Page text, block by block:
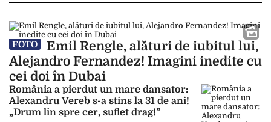
FOTO
Emil Rengle, alături de iubitul lui,
Alejandro Fernandez! Imagini inedite cu
cei doi în Dubai
România a pierdut un mare dansator:
Alexandru Vereb s-a stins la 31 de ani!
„Drum lin spre cer, suflet drag!”